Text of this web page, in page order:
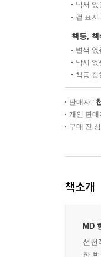
낙서 없
겉 표지
책등, 책
변색 없
낙서 없
책등 접
판매자 :
개인 판매
구매 전
책소개
MD
선천
한